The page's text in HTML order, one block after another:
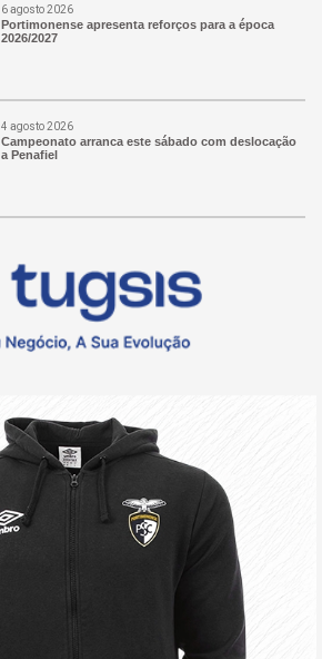
6 agosto 2026
Portimonense apresenta reforços para a época
2026/2027
4 agosto 2026
Campeonato arranca este sábado com deslocação
a Penafiel